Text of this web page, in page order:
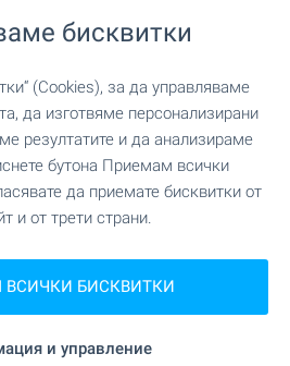
- уникален
София, кв.
в сгради А, Б и
и продажбите в
комплекс, пресъздаващ
бисквитки
(Cookies), за да управляваме
да изготвяме персонализирани
резултатите и да анализираме
бутона Приемам всички
да приемате бисквитки от
и от трети страни.
БИСКВИТКИ
и управление